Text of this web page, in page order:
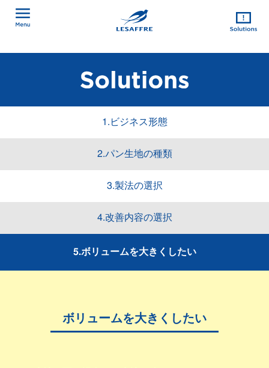
1.ビジネス形態
2.パン生地の種類
3.製法の選択
4.改善内容の選択
5.ボリュームを大きくしたい
ボリュームを大きくしたい